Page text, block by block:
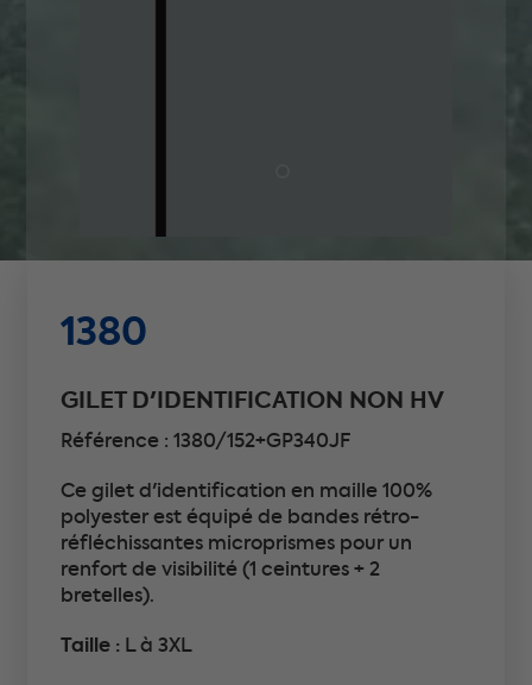
1380
GILET D'IDENTIFICATION NON HV
Référence : 1380/152+GP340JF
Ce gilet d'identification en maille 100%
polyester est équipé de bandes rétro-
réfléchissantes microprismes pour un
renfort de visibilité (1 ceintures + 2
bretelles).
Taille : L à 3XL